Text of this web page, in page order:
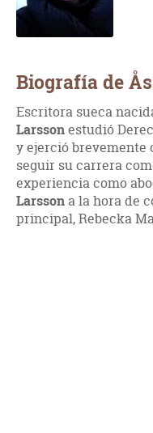
Biografía de
Escritora sueca
Larssonestudió
y ejerció brevemente
seguir su carrera
experiencia como
Larsson a la hora de
principal, Rebecka